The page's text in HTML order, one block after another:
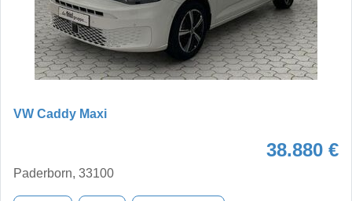
VW Caddy Maxi
38.880 €
Paderborn, 33100